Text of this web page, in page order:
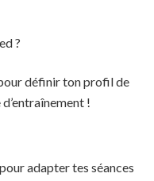
?
définir ton profil de
!
adapter tes séances